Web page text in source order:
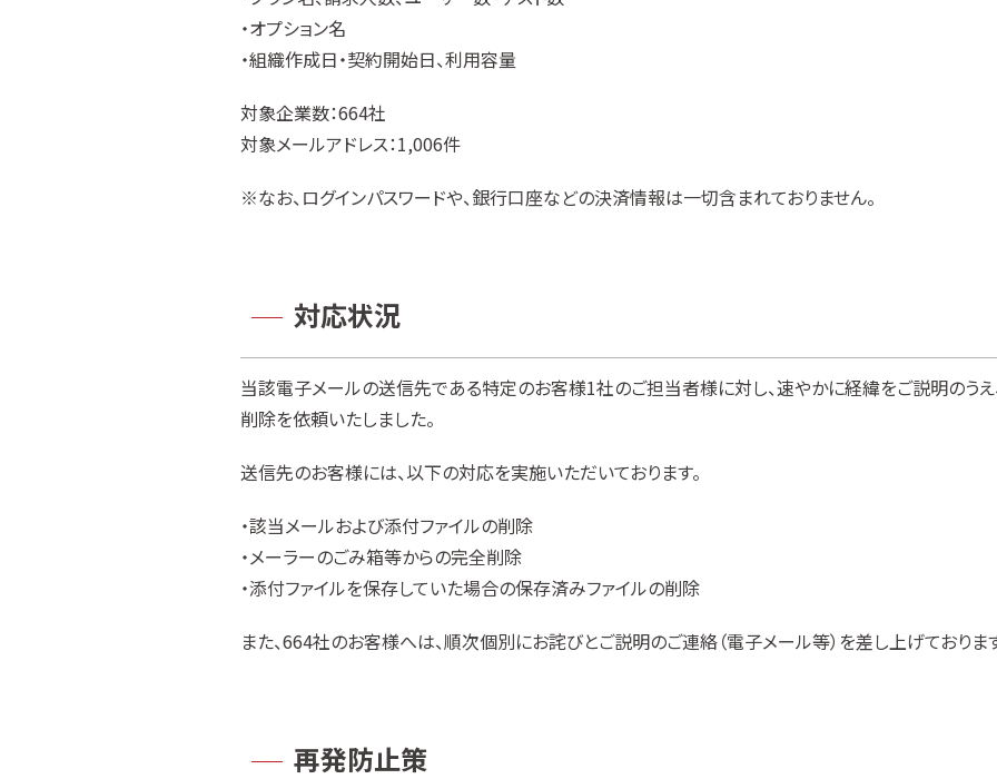
・オプション名
・組織作成日・契約開始日、利用容量
対象企業数：664社
対象メールアドレス：1,006件
※なお、ログインパスワードや、銀行口座などの決済情報は一切含まれておりません。
対応状況
当該電子メールの送信先である特定のお客様1社のご担当者様に対し、速やかに経緯をご説明のうえ
削除を依頼いたしました。
送信先のお客様には、以下の対応を実施いただいております。
・該当メールおよび添付ファイルの削除
・メーラーのごみ箱等からの完全削除
・添付ファイルを保存していた場合の保存済みファイルの削除
また、664社のお客様へは、順次個別にお詫びとご説明のご連絡（電子メール等）を差し上げておりま
再発防止策